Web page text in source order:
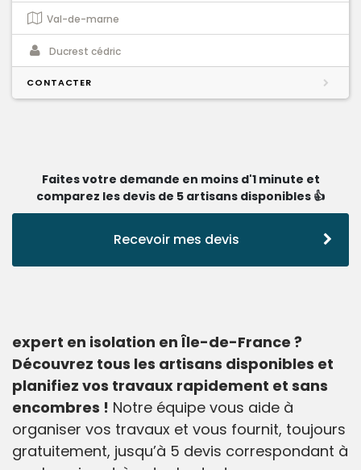
Val-de-marne
Ducrest cédric
CONTACTER
Faites votre demande en moins d'1 minute et
comparez les devis de 5 artisans disponibles 👍
Recevoir mes devis
expert en isolation en Île-de-France ?
Découvrez tous les artisans disponibles et
planifiez vos travaux rapidement et sans
encombres ! Notre équipe vous aide à
organiser vos travaux et vous fournit, toujours
gratuitement, jusqu’à 5 devis correspondant à